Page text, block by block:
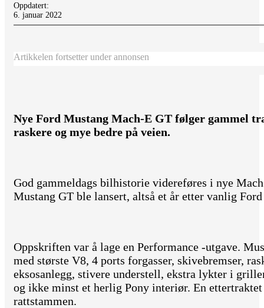
Oppdatert:
6. januar 2022
Artikkelen fortsetter under annonsen
Nye Ford Mustang Mach-E GT følger gammel
raskere og mye bedre på veien.
God gammeldags bilhistorie videreføres i nye
Mustang GT ble lansert, altså et år etter vanlig
Oppskriften var å lage en Performance -utgave.
med største V8, 4 ports forgasser, skivebremser,
eksosanlegg, stivere understell, ekstra lykter i
og ikke minst et herlig Pony interiør. En
rattstammen.